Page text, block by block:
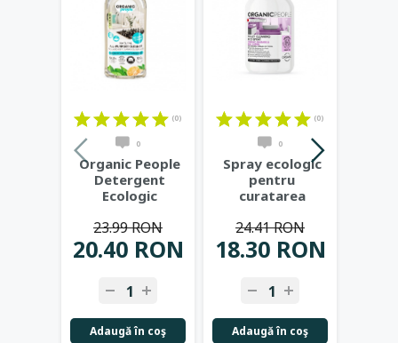
(0)
0
Organic People
Detergent
Ecologic
Lamaie si
Mandarina...
20.40 RON
23.99 RON
Adaugă în coş
(0)
0
Spray ecologic
pentru
curatarea
Wild Sorrel,
18.30 RON
24.41 RON
Adaugă în coş
+ +